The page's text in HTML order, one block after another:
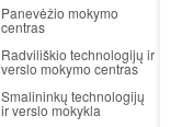
Panevėžio mokymo
centras
Radviliškio technologijų ir
verslo mokymo centras
Smalininkų technologijų
ir verslo mokykla